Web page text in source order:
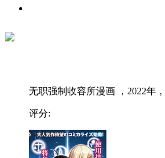
无职强制收容所漫画 ，2022年
评分: